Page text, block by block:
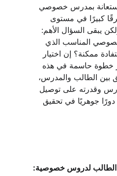
بمدرس خصوصي
كبيرًا في مستوى
يبقى السؤال الأهم:
المناسب الذي
ممكنة؟ إن اختيار
خطوة حاسمة في هذه
بين الطالب والمدرس،
وقدرته على توصيل
دورًا جوهريًا في تحقيق
الطالب لدروس خصوصية: